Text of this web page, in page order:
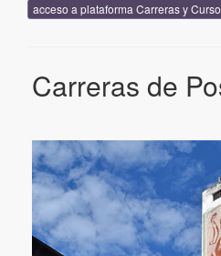
acceso a plataforma Carreras y
Carreras de